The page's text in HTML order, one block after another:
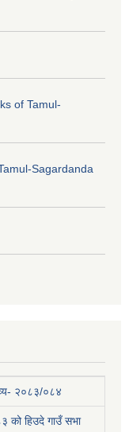
of Tamul-
Sagardanda
२०८३/०८४
हिउदे गाउँ सभा